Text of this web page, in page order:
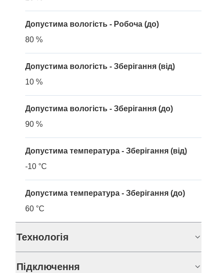
Допустима вологість - Робоча (до)
80 %
Допустима вологість - Зберігання (від)
10 %
Допустима вологість - Зберігання (до)
90 %
Допустима температура - Зберігання (від)
-10 °C
Допустима температура - Зберігання (до)
60 °C
Технологія
Підключення